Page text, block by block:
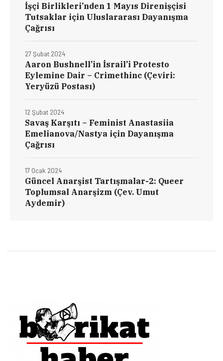
İşçi Birlikleri’nden 1 Mayıs Direnişçisi
Tutsaklar için Uluslararası Dayanışma
Çağrısı
Aaron Bushnell’in İsrail’i Protesto
Eylemine Dair – Crimethinc (Çeviri:
Yeryüzü Postası)
27 Şubat 2024
Savaş Karşıtı – Feminist Anastasiia
Emelianova/Nastya için Dayanışma
Çağrısı
12 Şubat 2024
Güncel Anarşist Tartışmalar-2: Queer
Toplumsal Anarşizm (Çev. Umut
Aydemir)
17 Ocak 2024